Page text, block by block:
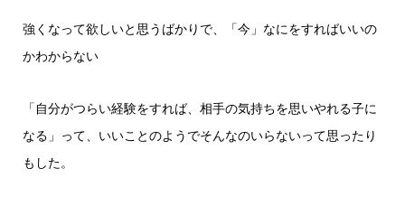
強くなって欲しいと思うばかりで、「今」なにをすればいいの
かわからない
「自分がつらい経験をすれば、相手の気持ちを思いやれる子に
なる」って、いいことのようでそんなのいらないって思ったり
もした。